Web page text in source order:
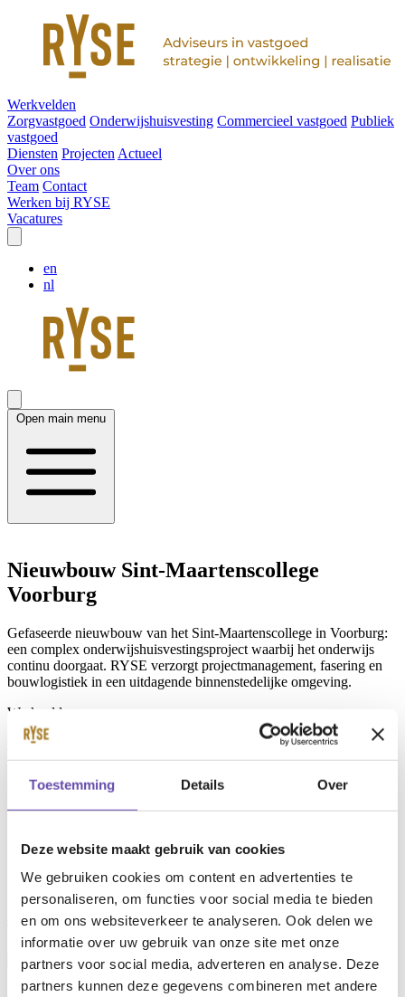
Toestemming Details Over
Deze website maakt gebruik van cookies
We gebruiken cookies om content en advertenties te
personaliseren, om functies voor social media te bieden
en om ons websiteverkeer te analyseren. Ook delen we
informatie over uw gebruik van onze site met onze
partners voor social media, adverteren en analyse. Deze
partners kunnen deze gegevens combineren met andere
Werkvelden
Zorgvastgoed Onderwijshuisvesting Commercieel vastgoed Publiek
vastgoed
Diensten Projecten Actueel
Over ons
Team Contact
Werken bij RYSE
Vacatures
en
nl
Open main menu
Nieuwbouw Sint-Maartenscollege
Voorburg
Gefaseerde nieuwbouw van het Sint-Maartenscollege in Voorburg:
een complex onderwijshuisvestingsproject waarbij het onderwijs
continu doorgaat. RYSE verzorgt projectmanagement, fasering en
bouwlogistiek in een uitdagende binnenstedelijke omgeving.
Werkvelden
Onderwijshuisvesting
Huisvestingsadvies Directievoering en Toezicht Bouwmanagement
Realisatie & beheersing Ontwikkeling & voorbereiding
Team
Beelden: DAT (De Architectenwerkgroep Tilburg)